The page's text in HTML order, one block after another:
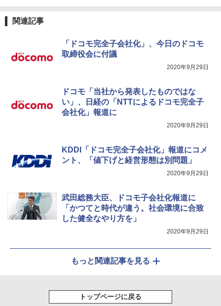
関連記事
「ドコモ完全子会社化」、今日のドコモ
取締役会に付議
2020年9月29日
ドコモ「当社から発表したものではな
い」、日経の「NTTによるドコモ完全子
会社化」報道に
2020年9月29日
KDDI「ドコモ完全子会社化」報道にコメ
ント、「値下げと経営形態は別問題」
2020年9月29日
武田総務大臣、ドコモ子会社化報道に
「かつてと時代が違う。社会環境に合致
した健全なやり方を」
2020年9月29日
もっと関連記事を見る
トップページに戻る